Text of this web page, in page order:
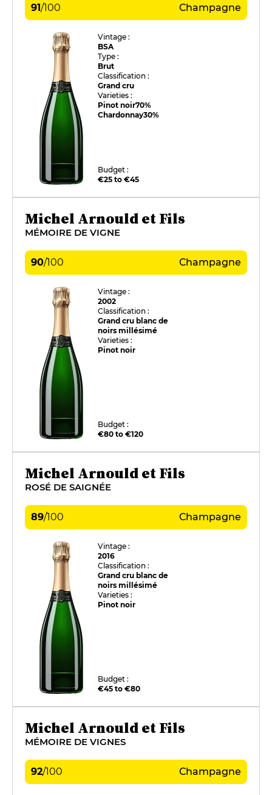
91/100 Champagne
Vintage :
BSA
Type :
Brut
Classification :
Grand cru
Varieties :
Pinot noir70%
Chardonnay30%
Budget :
€25 to €45
Michel Arnould et Fils
MÉMOIRE DE VIGNE
90/100 Champagne
Vintage :
2002
Classification :
Grand cru blanc de
noirs millésimé
Varieties :
Pinot noir
Budget :
€80 to €120
Michel Arnould et Fils
ROSÉ DE SAIGNÉE
89/100 Champagne
Vintage :
2016
Classification :
Grand cru blanc de
noirs millésimé
Varieties :
Pinot noir
Budget :
€45 to €80
Michel Arnould et Fils
MÉMOIRE DE VIGNES
92/100 Champagne